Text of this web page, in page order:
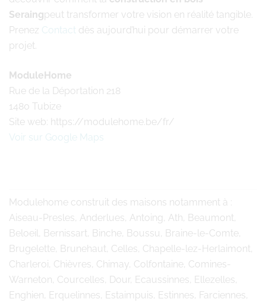
Seraingpeut transformer votre vision en réalité tangible.
Prenez Contact dès aujourd’hui pour démarrer votre
projet.
ModuleHome
Rue de la Déportation 218
1480 Tubize
Site web: https://modulehome.be/fr/
Voir sur Google Maps
Modulehome construit des maisons notamment à :
Aiseau-Presles, Anderlues, Antoing, Ath, Beaumont,
Beloeil, Bernissart, Binche, Boussu, Braine-le-Comte,
Brugelette, Brunehaut, Celles, Chapelle-lez-Herlaimont,
Charleroi, Chièvres, Chimay, Colfontaine, Comines-
Warneton, Courcelles, Dour, Ecaussinnes, Ellezelles,
Enghien, Erquelinnes, Estaimpuis, Estinnes, Farciennes,